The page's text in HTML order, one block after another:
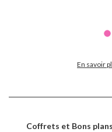
En savoir
Coffrets et Bons plans